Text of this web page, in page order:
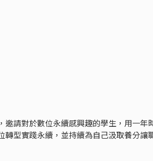
邀請對於數位永續感興趣的學生，用一年
轉型實踐永續，並持續為自己汲取養分讓